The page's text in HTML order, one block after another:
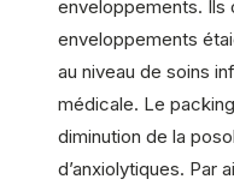
enveloppements. Ils
enveloppements
au niveau de soins
médicale. Le
diminution de la
d’anxiolytiques. Par